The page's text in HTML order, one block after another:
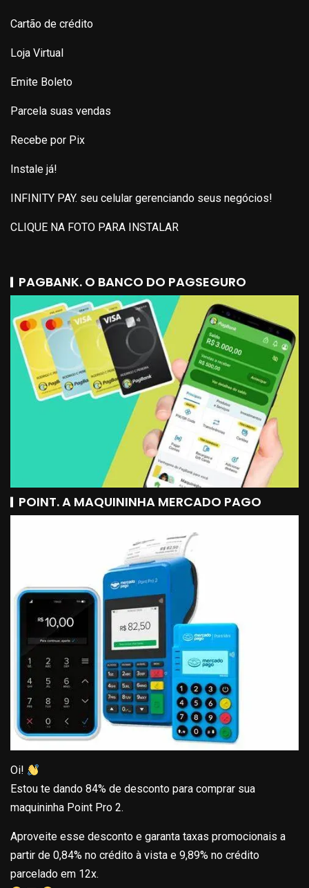
Cartão de crédito
Loja Virtual
Emite Boleto
Parcela suas vendas
Recebe por Pix
Instale já!
INFINITY PAY. seu celular gerenciando seus negócios!
CLIQUE NA FOTO PARA INSTALAR
PAGBANK. O BANCO DO PAGSEGURO
POINT. A MAQUININHA MERCADO PAGO
Oi!
Estou te dando 84% de desconto para comprar sua
maquininha Point Pro 2.
Aproveite esse desconto e garanta taxas promocionais a
partir de 0,84% no crédito à vista e 9,89% no crédito
parcelado em 12x.